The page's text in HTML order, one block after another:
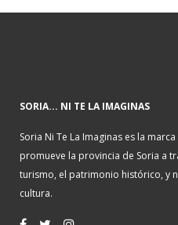
SORIA... NI TE LA IMAGINAS
Soria Ni Te La Imaginas es la
promueve la provincia de Soria a
turismo, el patrimonio histórico, y
cultura.